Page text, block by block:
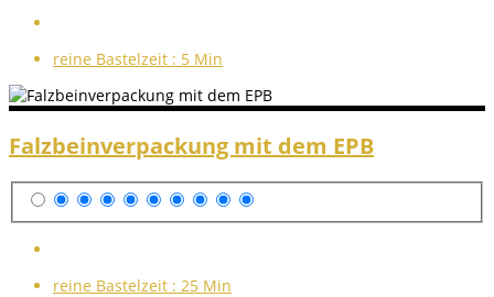
reine Bastelzeit : 5 Min
Falzbeinverpackung mit dem EPB
reine Bastelzeit : 25 Min